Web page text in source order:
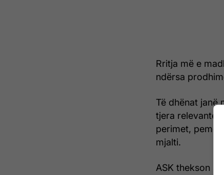
Rritja më e
ndërsa
Të dhënat janë
tjera relevante,
perimet,
mjalti.
ASK thekson